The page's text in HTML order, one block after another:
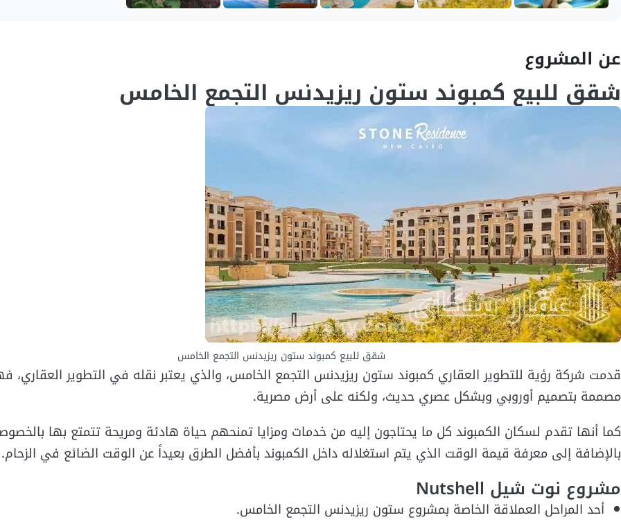
عن المشروع
شقق للبيع كمبوند ستون ريزيدنس التجمع الخامس
شقق للبيع كمبوند ستون ريزيدنس التجمع الخامس
قدمت شركة رؤية للتطوير العقاري كمبوند ستون ريزيدنس التجمع الخامس، والذي يعتبر نقله في التطوير العقاري،
مصممة بتصميم أوروبي وبشكل عصري حديث، ولكنه على أرض مصرية.
كما أنها تقدم لسكان الكمبوند كل ما يحتاجون إليه من خدمات ومزايا تمنحهم حياة هادئة ومريحة تتمتع بها
بالإضافة إلى معرفة قيمة الوقت الذي يتم استغلاله داخل الكمبوند بأفضل الطرق بعيداً عن الوقت الضائع في الزحام.
مشروع نوت شيل Nutshell
أحد المراحل العملاقة الخاصة بمشروع ستون ريزيدنس التجمع الخامس.